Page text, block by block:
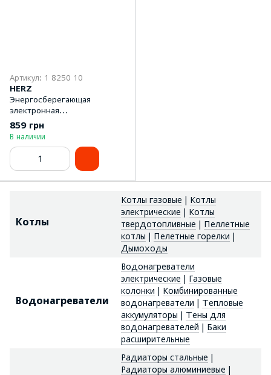
Артикул: 1 8250 10
HERZ
Энергосберегающая
электронная
термостатическая головка
Herz ETK
859 грн
В наличии
Котлы
Котлы газовые | Котлы
электрические | Котлы
твердотопливные | Пеллетные
котлы | Пелетные горелки |
Дымоходы
Водонагреватели
Водонагреватели
электрические | Газовые
колонки | Комбинированные
водонагреватели | Тепловые
аккумуляторы | Тены для
водонагревателей | Баки
расширительные
Радиаторы стальные |
Радиаторы алюминиевые |